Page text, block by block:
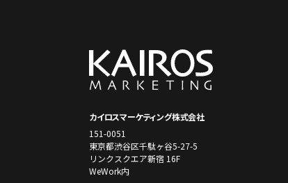
カイロスマーケティング株式会社
151-0051
東京都渋谷区千駄ヶ谷5-27-5
リンクスクエア新宿 16F
WeWork内